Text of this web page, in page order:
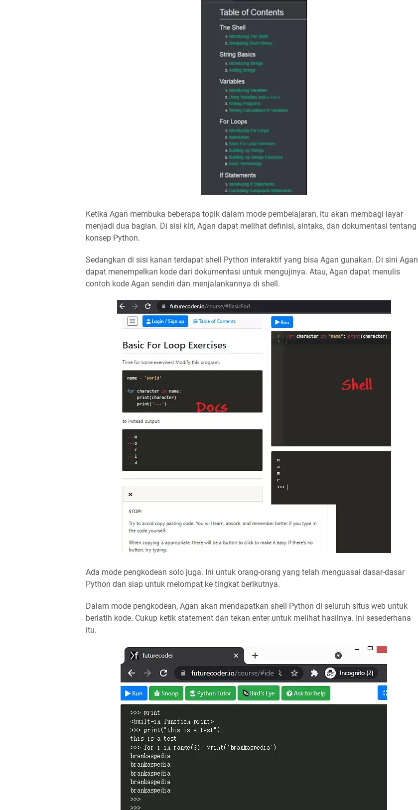
Ketika Agan membuka beberapa topik dalam mode pembelajaran, itu akan membagi layar
menjadi dua bagian. Di sisi kiri, Agan dapat melihat definisi, sintaks, dan dokumentasi tentang
konsep Python.
Sedangkan di sisi kanan terdapat shell Python interaktif yang bisa Agan gunakan. Di sini Agan
dapat menempelkan kode dari dokumentasi untuk mengujinya. Atau, Agan dapat menulis
contoh kode Agan sendiri dan menjalankannya di shell.
Ada mode pengkodean solo juga. Ini untuk orang-orang yang telah menguasai dasar-dasar
Python dan siap untuk melompat ke tingkat berikutnya.
Dalam mode pengkodean, Agan akan mendapatkan shell Python di seluruh situs web untuk
berlatih kode. Cukup ketik statement dan tekan enter untuk melihat hasilnya. Ini sesederhana
itu.